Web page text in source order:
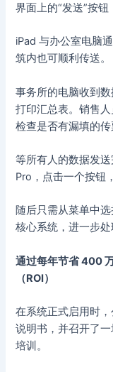
界面上的“发送”按
iPad 与办公室电脑
筑内也可顺利传送。
事务所的电脑收到
打印汇总表。销售
检查是否有漏填的传
等所有人的数据发
Pro，点击一个按钮
随后只需从菜单中
核心系统，进一步处
通过每年节省 400
（ROI）
在系统正式启用时
说明书，并召开了
培训。